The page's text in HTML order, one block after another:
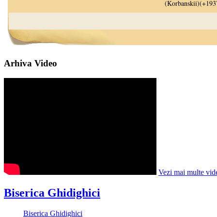
Arhiva Video
Vezi mai multe
Biserica Ghidighici
Biserica Ghidighici